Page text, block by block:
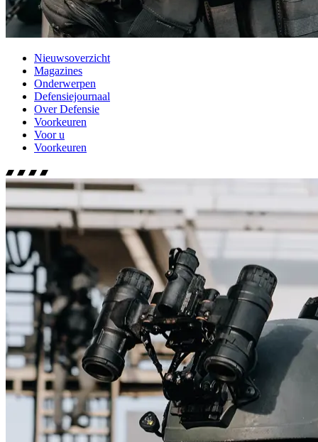
Nieuwsoverzicht
Magazines
Onderwerpen
Defensiejournaal
Over Defensie
Voorkeuren
Voor u
Voorkeuren